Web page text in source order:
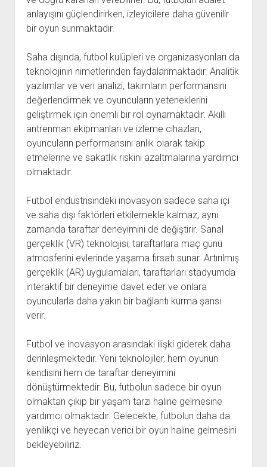
anlayışını güçlendirirken, izleyicilere daha güvenilir
bir oyun sunmaktadır.
Saha dışında, futbol kulüpleri ve organizasyonları da
teknolojinin nimetlerinden faydalanmaktadır. Analitik
yazılımlar ve veri analizi, takımların performansını
değerlendirmek ve oyuncuların yeteneklerini
geliştirmek için önemli bir rol oynamaktadır. Akıllı
antrenman ekipmanları ve izleme cihazları,
oyuncuların performansını anlık olarak takip
etmelerine ve sakatlık riskini azaltmalarına yardımcı
olmaktadır.
Futbol endüstrisindeki inovasyon sadece saha içi
ve saha dışı faktörleri etkilemekle kalmaz, aynı
zamanda taraftar deneyimini de değiştirir. Sanal
gerçeklik (VR) teknolojisi, taraftarlara maç günü
atmosferini evlerinde yaşama fırsatı sunar. Artırılmış
gerçeklik (AR) uygulamaları, taraftarları stadyumda
interaktif bir deneyime davet eder ve onlara
oyuncularla daha yakın bir bağlantı kurma şansı
verir.
Futbol ve inovasyon arasındaki ilişki giderek daha
derinleşmektedir. Yeni teknolojiler, hem oyunun
kendisini hem de taraftar deneyimini
dönüştürmektedir. Bu, futbolun sadece bir oyun
olmaktan çıkıp bir yaşam tarzı haline gelmesine
yardımcı olmaktadır. Gelecekte, futbolun daha da
yenilikçi ve heyecan verici bir oyun haline gelmesini
bekleyebiliriz.